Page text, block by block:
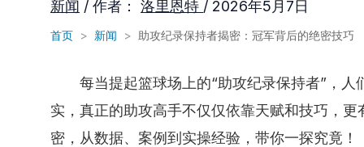
新闻 / 作者： 洛里恩特 / 2026年5月7日
首页 > 新闻 > 助攻纪录保持者揭密：冠军背后的绝密技巧
每当提起篮球场上的“助攻纪录保持者”，
实，真正的助攻高手不仅仅依靠天赋和技巧，
密，从数据、案例到实操经验，带你一探究竟！